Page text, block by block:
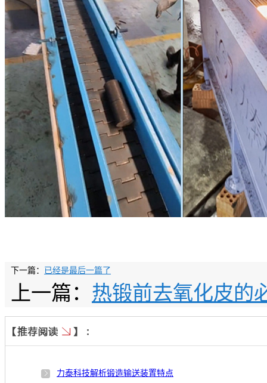
下一篇： 已经是最后一篇了
上一篇： 热锻前去氧化皮的
力泰科技解析锻造输送装置特点